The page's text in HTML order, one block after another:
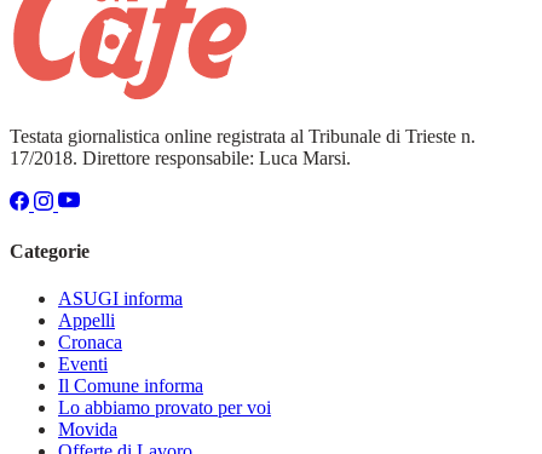
Testata giornalistica online registrata al Tribunale di Trieste n.
17/2018. Direttore responsabile: Luca Marsi.
Categorie
ASUGI informa
Appelli
Cronaca
Eventi
Il Comune informa
Lo abbiamo provato per voi
Movida